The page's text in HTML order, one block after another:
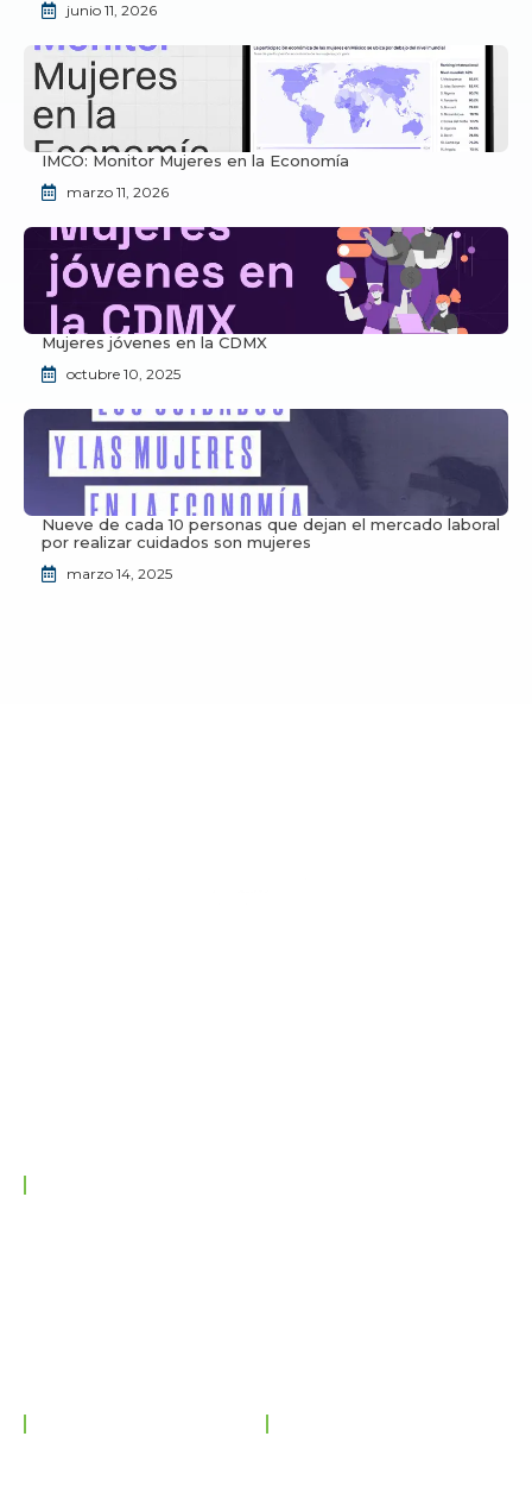
junio 11, 2026
IMCO: Monitor Mujeres en la Economía
marzo 11, 2026
Mujeres jóvenes en la CDMX
octubre 10, 2025
Nueve de cada 10 personas que dejan el mercado laboral
por realizar cuidados son mujeres
marzo 14, 2025